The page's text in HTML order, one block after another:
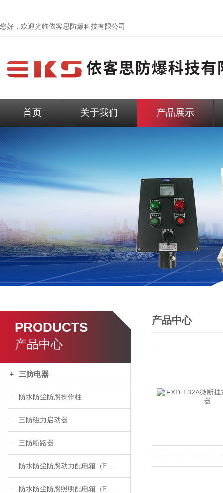
您好，欢迎光临依客思防爆科技有限公司
首页 关于我们 产品展示
PRODUCTS
产品中心
三防电器
防水防尘防腐操作柱
三防磁力启动器
三防断路器
防水防尘防腐动力配电箱（FXD-S）
防水防尘防腐照明配电箱（FXM-S）
产品中心